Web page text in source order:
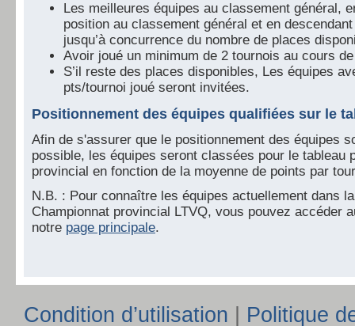
Les meilleures équipes au classement général,
position au classement général et en
jusqu’à concurrence du nombre de places
Avoir joué un minimum de 2 tournois au cours
S’il reste des places disponibles, Les équipes
pts/tournoi joué seront invitées.
Positionnement des équipes qualifiées sur le
Afin de s'assurer que le positionnement des équipes
possible, les équipes seront classées pour le tableau
provincial en fonction de la moyenne de points par
N.B. : Pour connaître les équipes actuellement dans
Championnat provincial LTVQ, vous pouvez accéder
notre page principale.
Condition d’utilisation
Politique